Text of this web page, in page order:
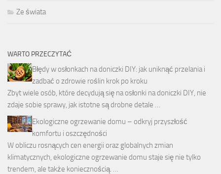
Ze świata
WARTO PRZECZYTAĆ
Błędy w osłonkach na doniczki DIY: jak uniknąć przelania i
zadbać o zdrowie roślin krok po kroku
Zbyt wiele osób, które decydują się na osłonki na doniczki DIY, nie
zdaje sobie sprawy, jak istotne są drobne detale …
Ekologiczne ogrzewanie domu – odkryj przyszłość
komfortu i oszczędności
W obliczu rosnących cen energii oraz globalnych zmian
klimatycznych, ekologiczne ogrzewanie domu staje się nie tylko
trendem, ale także koniecznością. …